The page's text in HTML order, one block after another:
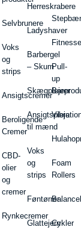
Selvbrunere
Voks
og
strips
Ansigtscremer
Beroligende
Cremer
CBD-
olier
og
cremer
Rynkecremer
Herreskrabere
Ladyshaver
Barbergel
– Skum
Ansigtspleje
til mænd
Voks
og
strips
Føntørrer
Glattejern
Pull-
up
Barer
Foam
Rollers
Cykler